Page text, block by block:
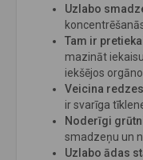
Uzlabo
Tam ir
mazināt
iekšējos
Veicina
ir svarīga
Noderīgi
smadzeņu un
Uzlabo ādas